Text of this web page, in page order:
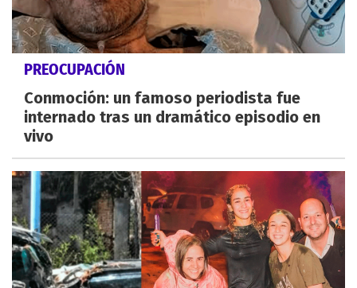
PREOCUPACIÓN
Conmoción: un famoso periodista fue
internado tras un dramático episodio en
vivo